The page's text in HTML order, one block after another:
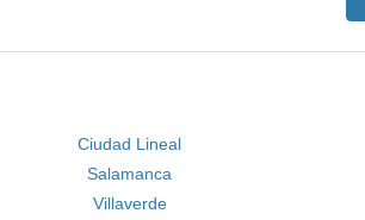
Ciudad Lineal
Salamanca
Villaverde